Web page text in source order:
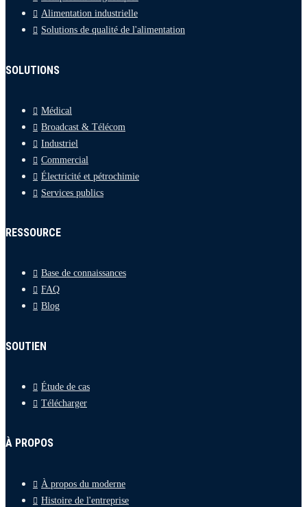
Alimentation industrielle
Solutions de qualité de l'alimentation
SOLUTIONS
Médical
Broadcast & Télécom
Industriel
Commercial
Électricité et pétrochimie
Services publics
RESSOURCE
Base de connaissances
FAQ
Blog
SOUTIEN
Étude de cas
Télécharger
À PROPOS
À propos du moderne
Histoire de l'entreprise